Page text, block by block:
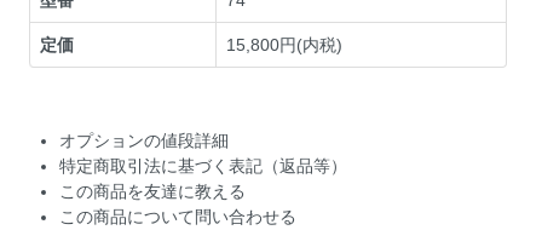
定価 15,800円(内税)
オプションの値段詳細
特定商取引法に基づく表記（返品等）
この商品を友達に教える
この商品について問い合わせる